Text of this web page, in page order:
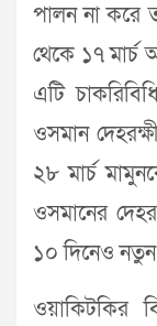
পালন না করে
থেকে ১৭ মার্চ
এটি
ওসমান
২৮ মার্চ
ওসমানের
১০ দিনেও নতুন
ওয়াকিটকির